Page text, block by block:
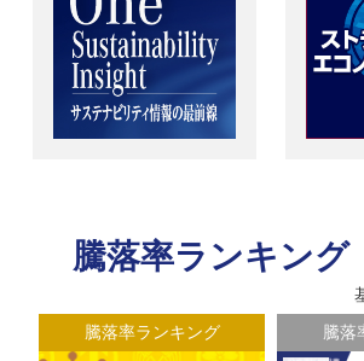
騰落率ランキング
騰落率ランキング 騰落